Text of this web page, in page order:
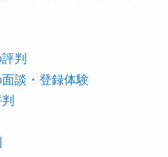
判
談・登録体験